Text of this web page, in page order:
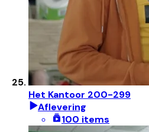
Het Kantoor 200-299
Aflevering
100 items